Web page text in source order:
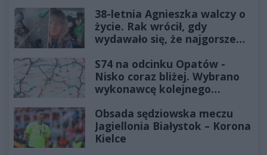
38-letnia Agnieszka walczy o
życie. Rak wrócił, gdy
wydawało się, że najgorsze
S74 na odcinku Opatów -
Nisko coraz bliżej. Wybrano
wykonawcę kolejnego
Obsada sędziowska meczu
Jagiellonia Białystok – Korona
Kielce